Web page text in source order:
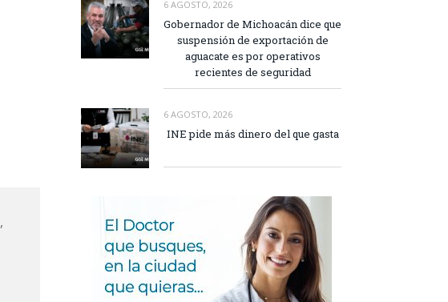
,
6 AGOSTO, 2026
Gobernador de Michoacán dice que
suspensión de exportación de
aguacate es por operativos
recientes de seguridad
6 AGOSTO, 2026
INE pide más dinero del que gasta